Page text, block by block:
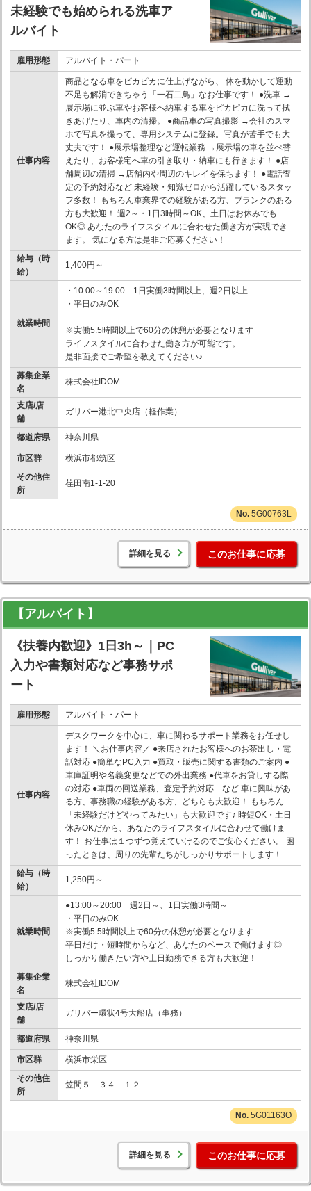
未経験でも始められる洗車ア
ルバイト
雇用形態 アルバイト・パート
仕事内容
商品となる車をピカピカに仕上げながら、 体を動かして運動
不足も解消できちゃう「一石二鳥」なお仕事です！ ●洗車 →
展示場に並ぶ車やお客様へ納車する車をピカピカに洗って拭
きあげたり、車内の清掃。 ●商品車の写真撮影 →会社のスマ
ホで写真を撮って、専用システムに登録。写真が苦手でも大
丈夫です！ ●展示場整理など運転業務 →展示場の車を並べ替
えたり、お客様宅へ車の引き取り・納車にも行きます！ ●店
舗周辺の清掃 →店舗内や周辺のキレイを保ちます！ ●電話査
定の予約対応など 未経験・知識ゼロから活躍しているスタッ
フ多数！ もちろん車業界での経験がある方、ブランクのある
方も大歓迎！ 週2～・1日3時間～OK、土日はお休みでも
OK◎ あなたのライフスタイルに合わせた働き方が実現でき
ます。 気になる方は是非ご応募ください！
給与（時
給）
1,400円～
就業時間
・10:00～19:00 1日実働3時間以上、週2日以上
・平日のみOK
※実働5.5時間以上で60分の休憩が必要となります
ライフスタイルに合わせた働き方が可能です。
是非面接でご希望を教えてください♪
募集企業
名
株式会社IDOM
支店/店
舗
ガリバー港北中央店（軽作業）
都道府県 神奈川県
市区群
横浜市都筑区
その他住
所
荏田南1-1-20
5G00763L
詳細を見る このお仕事に応募
【アルバイト】
《扶養内歓迎》1日3h～｜PC
入力や書類対応など事務サポ
ート
雇用形態 アルバイト・パート
仕事内容
デスクワークを中心に、車に関わるサポート業務をお任せし
ます！ ＼お仕事内容／ ●来店されたお客様へのお茶出し・電
話対応 ●簡単なPC入力 ●買取・販売に関する書類のご案内 ●
車庫証明や名義変更などでの外出業務 ●代車をお貸しする際
の対応 ●車両の回送業務、査定予約対応 など 車に興味があ
る方、事務職の経験がある方、どちらも大歓迎！ もちろん
「未経験だけどやってみたい」も大歓迎です♪ 時短OK・土日
休みOKだから、あなたのライフスタイルに合わせて働けま
す！ お仕事は１つずつ覚えていけるのでご安心ください。 困
ったときは、周りの先輩たちがしっかりサポートします！
給与（時
給）
1,250円～
就業時間
●13:00～20:00 週2日～、1日実働3時間～
・平日のみOK
※実働5.5時間以上で60分の休憩が必要となります
平日だけ・短時間からなど、あなたのペースで働けます◎
しっかり働きたい方や土日勤務できる方も大歓迎！
募集企業
名
株式会社IDOM
支店/店
舗
ガリバー環状4号大船店（事務）
都道府県 神奈川県
市区群
横浜市栄区
その他住
所
笠間５－３４－１２
5G01163O
詳細を見る このお仕事に応募